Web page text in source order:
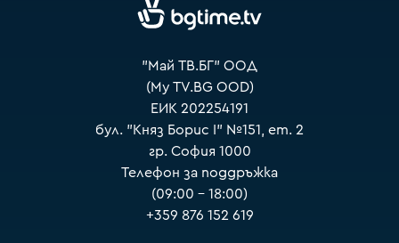
"Май ТВ.БГ" ООД
(My TV.BG OOD)
ЕИК 202254191
бул. "Княз Борис I" №151, ет. 2
гр. София 1000
Телефон за поддръжка
(09:00 – 18:00)
+359 876 152 619